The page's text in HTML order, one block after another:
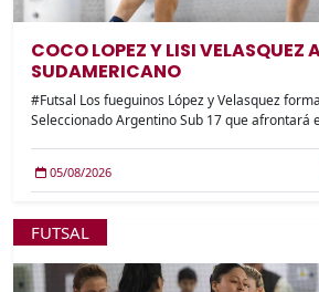
COCO LOPEZ Y LISI VELASQUEZ
SUDAMERICANO
#Futsal Los fueguinos López y Velasquez
Seleccionado Argentino Sub 17 que afrontará
05/08/2026
FUTSAL